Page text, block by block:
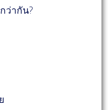
ว่ากัน?